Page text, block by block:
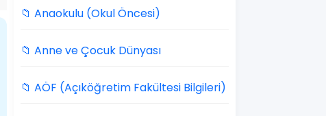
📁 Anaokulu (Okul Öncesi)
📁 Anne ve Çocuk Dünyası
📁 AÖF (Açıköğretim Fakültesi Bilgileri)